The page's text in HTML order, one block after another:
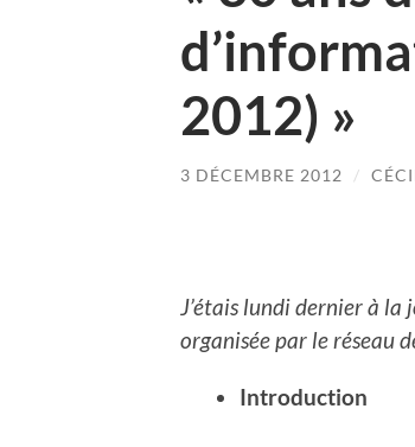
2012) »
3 DÉCEMBRE 2012 /
J’étais lundi dernier à la
organisée par le réseau
Introduction